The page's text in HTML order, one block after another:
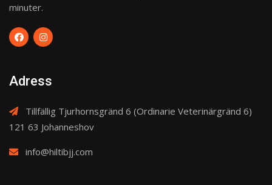
minuter.
Adress
Tillfällig Tjurhornsgränd 6 (Ordinarie Veterinärgränd 6)
121 63 Johanneshov
info@hiltibjj.com